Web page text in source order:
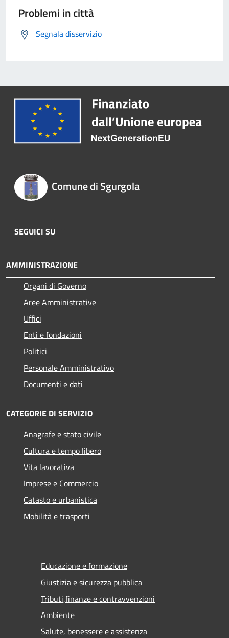
Problemi in città
Segnala disservizio
Comune di Sgurgola
SEGUICI SU
AMMINISTRAZIONE
Organi di Governo
Aree Amministrative
Uffici
Enti e fondazioni
Politici
Personale Amministrativo
Documenti e dati
CATEGORIE DI SERVIZIO
Anagrafe e stato civile
Cultura e tempo libero
Vita lavorativa
Imprese e Commercio
Catasto e urbanistica
Mobilità e trasporti
Educazione e formazione
Giustizia e sicurezza pubblica
Tributi,finanze e contravvenzioni
Ambiente
Salute, benessere e assistenza